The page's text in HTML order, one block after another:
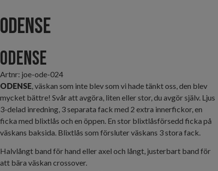
Odense
Odense
Artnr: joe-ode-024
ODENSE, väskan som inte blev som vi hade tänkt oss, den blev
mycket bättre! Svår att avgöra, liten eller stor, du avgör själv. Ljus
3-delad inredning, 3 separata fack med 2 extra innerfickor, en
ficka med blixtlås och en öppen. En stor blixtlåsförsedd ficka på
väskans baksida. Blixtlås som försluter väskans 3 stora fack.
Halvlångt band för hand eller axel och långt, justerbart band för
att bära väskan crossover.